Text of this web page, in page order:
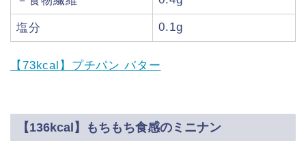
塩分 0.1g
【73kcal】プチパン バター
【136kcal】もちもち食感のミニナン